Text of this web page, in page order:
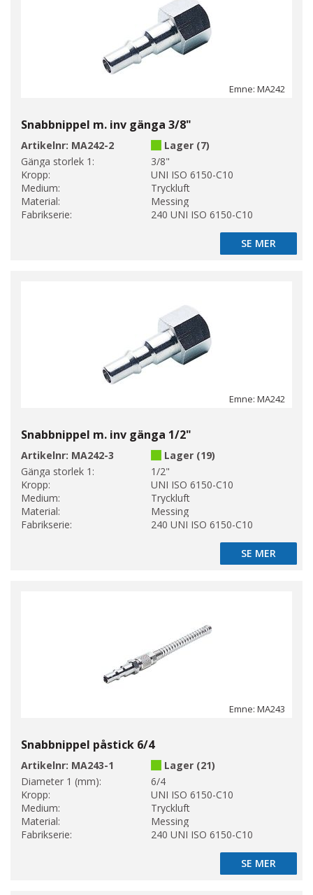
Emne: MA242
Snabbnippel m. inv gänga 3/8"
Artikelnr: MA242-2
Lager (7)
Gänga storlek 1:
3/8"
Kropp:
UNI ISO 6150-C10
Medium:
Tryckluft
Material:
Messing
Fabrikserie:
240 UNI ISO 6150-C10
SE MER
SE MER
Emne: MA242
Snabbnippel m. inv gänga 1/2"
Artikelnr: MA242-3
Lager (19)
Gänga storlek 1:
1/2"
Kropp:
UNI ISO 6150-C10
Medium:
Tryckluft
Material:
Messing
Fabrikserie:
240 UNI ISO 6150-C10
SE MER
SE MER
Emne: MA243
Snabbnippel påstick 6/4
Artikelnr: MA243-1
Lager (21)
Diameter 1 (mm):
6/4
Kropp:
UNI ISO 6150-C10
Medium:
Tryckluft
Material:
Messing
Fabrikserie:
240 UNI ISO 6150-C10
SE MER
SE MER